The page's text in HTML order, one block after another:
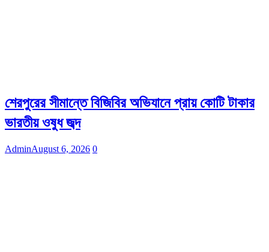
শেরপুরের সীমান্তে বিজিবির অভিযানে প্রায় কোটি টাকার
ভারতীয় ওষুধ জব্দ
AdminAugust 6, 2026 0